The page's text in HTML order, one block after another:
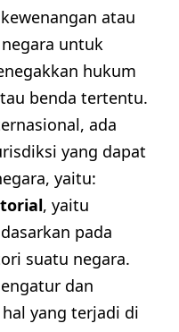
atau
untuk
hukum
benda tertentu.
ada
yang dapat
yaitu:
, yaitu
pada
suatu negara.
dan
yang terjadi di